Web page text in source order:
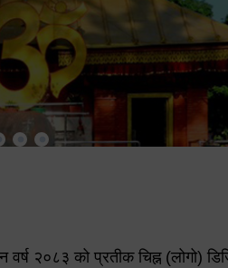
वर्ष २०८३ को प्रतीक चिह्न (लोगो)